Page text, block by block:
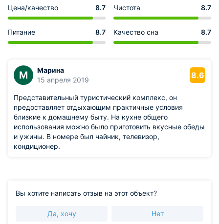
Цена/качество 8.7 Чистота 8.7
Питание 8.7 Качество сна 8.7
М
Марина
15 апреля 2019
8.6
Представительный туристический комплекс, он
предоставляет отдыхающим практичные условия
близкие к домашнему быту. На кухне общего
использования можно было приготовить вкусные обеды
и ужины. В номере был чайник, телевизор,
кондиционер.
Вы хотите написать отзыв на этот объект?
Да, хочу Нет